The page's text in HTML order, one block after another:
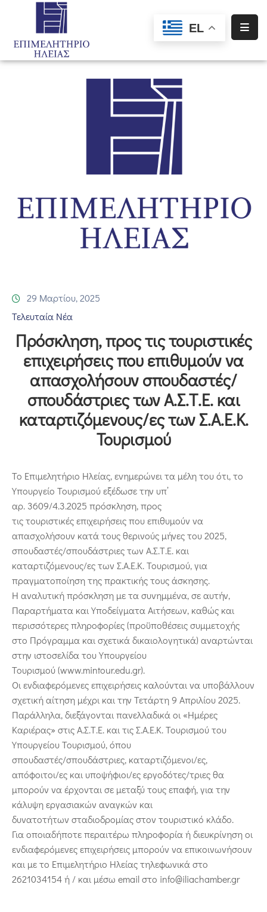
EL
Αρχική
Πληροφόρηση
29 Μαρτίου, 2025
Τελευταία Νέα
Πρόσκληση, προς τις τουριστικές
επιχειρήσεις που επιθυμούν να
απασχολήσουν σπουδαστές/
σπουδάστριες των Α.Σ.Τ.Ε. και
καταρτιζόμενους/ες των Σ.Α.Ε.Κ.
Τουρισμού
Το Επιμελητήριο Ηλείας, ενημερώνει τα μέλη του ότι, το
Υπουργείο Τουρισμού εξέδωσε την υπ’
αρ. 3609/4.3.2025 πρόσκληση, προς
τις τουριστικές επιχειρήσεις που επιθυμούν να
απασχολήσουν κατά τους θερινούς μήνες του 2025,
σπουδαστές/σπουδάστριες των Α.Σ.Τ.Ε. και
καταρτιζόμενους/ες των Σ.Α.Ε.Κ. Τουρισμού, για
πραγματοποίηση της πρακτικής τους άσκησης.
Η αναλυτική πρόσκληση με τα συνημμένα, σε αυτήν,
Παραρτήματα και Υποδείγματα Αιτήσεων, καθώς και
περισσότερες πληροφορίες (προϋποθέσεις συμμετοχής
στο Πρόγραμμα και σχετικά δικαιολογητικά) αναρτώνται
στην ιστοσελίδα του Υπουργείου
Τουρισμού (www.mintour.edu.gr).
Οι ενδιαφερόμενες επιχειρήσεις καλούνται να υποβάλλουν
σχετική αίτηση μέχρι και την Τετάρτη 9 Απριλίου 2025.
Παράλληλα, διεξάγονται πανελλαδικά οι «Ημέρες
Καριέρας» στις Α.Σ.Τ.Ε. και τις Σ.Α.Ε.Κ. Τουρισμού του
Υπουργείου Τουρισμού, όπου
σπουδαστές/σπουδάστριες, καταρτιζόμενοι/ες,
απόφοιτοι/ες και υποψήφιοι/ες εργοδότες/τριες θα
μπορούν να έρχονται σε μεταξύ τους επαφή, για την
κάλυψη εργασιακών αναγκών και
δυνατοτήτων σταδιοδρομίας στον τουριστικό κλάδο.
Για οποιαδήποτε περαιτέρω πληροφορία ή διευκρίνηση οι
ενδιαφερόμενες επιχειρήσεις μπορούν να επικοινωνήσουν
και με το Επιμελητήριο Ηλείας τηλεφωνικά στο
2621034154 ή / και μέσω email στο info@iliachamber.gr